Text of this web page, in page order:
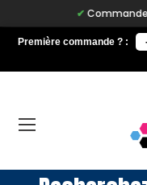
Commandez
Première commande ? :